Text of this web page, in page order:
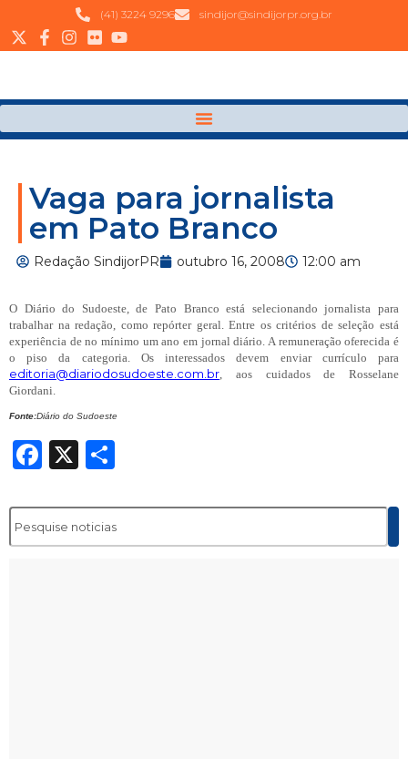
(41) 3224 9296 sindijor@sindijorpr.org.br
Vaga para jornalista
em Pato Branco
Redação SindijorPR outubro 16, 2008 12:00 am
O Diário do Sudoeste, de Pato Branco está selecionando jornalista para
trabalhar na redação, como repórter geral. Entre os critérios de seleção está
experiência de no mínimo um ano em jornal diário. A remuneração oferecida é
o piso da categoria. Os interessados devem enviar currículo para
editoria@diariodosudoeste.com.br , aos cuidados de Rosselane
Giordani.
Fonte:Diário do Sudoeste
Facebook
X